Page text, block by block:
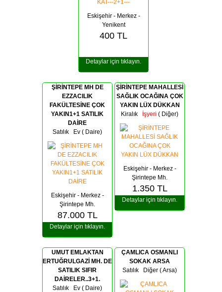
Eskişehir - Merkez -
Yenikent
400 TL
Detaylar için tıklayın.
ŞİRİNTEPE MH DE
EZZACILIK
FAKÜLTESİNE ÇOK
YAKIN1+1 SATILIK
DAİRE
Satılık Ev ( Daire)
Eskişehir - Merkez -
Şirintepe Mh.
87.000 TL
Detaylar için tıklayın.
ŞİRİNTEPE MAHALLESİ
SAĞLIK OCAĞINA ÇOK
YAKIN LÜX DÜKKAN
Kiralık
İşyeri ( Diğer)
Eskişehir - Merkez -
Şirintepe Mh.
1.350 TL
Detaylar için tıklayın.
UMUT EMLAKTAN
ERTUĞRULGAZİ MH. DE
SATILIK SIFIR
DAİRELER..3+1.
Satılık Ev ( Daire)
ÇAMLICA OSMANLI
SOKAK ARSA
Satılık Diğer ( Arsa)